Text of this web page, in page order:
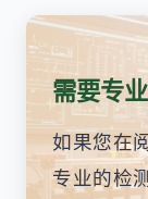
需要专
如果您在
专业的检